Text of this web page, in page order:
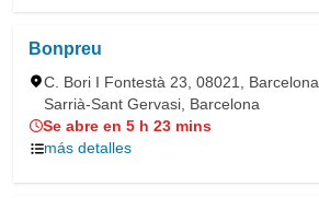
Bonpreu
C. Bori I Fontestà 23, 08021, Barcelona,
Sarrià-Sant Gervasi, Barcelona
Se abre en 5 h 23 mins
más detalles